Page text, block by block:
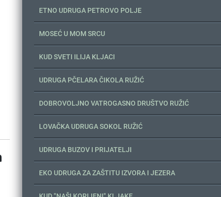
ETNO UDRUGA PETROVO POLJE
MOSEĆ U MOM SRCU
KUD SVETI ILIJA KLJACI
UDRUGA PČELARA ČIKOLA RUŽIĆ
DOBROVOLJNO VATROGASNO DRUŠTVO RUŽIĆ
LOVAČKA UDRUGA SOKOL RUŽIĆ
UDRUGA BUZOV I PRIJATELJI
EKO UDRUGA ZA ZAŠTITU IZVORA I JEZERA